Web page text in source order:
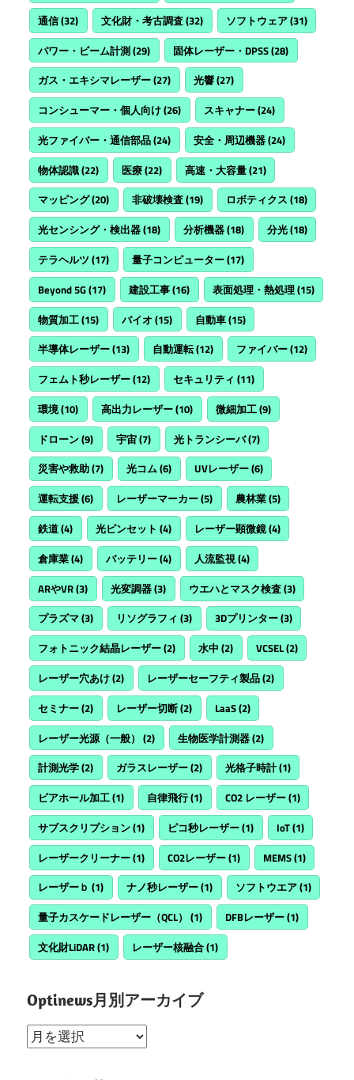
通信(32) 文化財・考古調査(32) ソフトウェア(31)
パワー・ビーム計測(29) 固体レーザー・DPSS(28)
ガス・エキシマレーザー(27) 光響(27)
コンシューマー・個人向け(26) スキャナー(24)
光ファイバー・通信部品(24) 安全・周辺機器(24)
物体認識(22) 医療(22) 高速・大容量(21)
マッピング(20) 非破壊検査(19) ロボティクス (18)
光センシング・検出器(18) 分析機器(18) 分光(18)
テラヘルツ (17) 量子コンピューター(17)
Beyond 5G(17) 建設工事(16) 表面処理・熱処理(15)
物質加工(15) バイオ (15) 自動車(15)
半導体レーザー(13) 自動運転(12) ファイバー(12)
フェムト秒レーザー(12) セキュリティ (11)
環境(10) 高出力レーザー(10) 微細加工(9)
ドローン(9) 宇宙(7) 光トランシーバ(7)
災害や救助(7) 光コム(6) UVレーザー(6)
運転支援(6) レーザーマーカー(5) 農林業(5)
鉄道(4) 光ピンセット (4) レーザー顕微鏡(4)
倉庫業(4) バッテリー(4) 人流監視(4)
ARやVR(3) 光変調器(3) ウエハとマスク検査(3)
プラズマ(3) リソグラフィ (3) 3Dプリンター(3)
フォトニック結晶レーザー(2) 水中 (2) VCSEL(2)
レーザー穴あけ(2) レーザーセーフティ製品(2)
セミナー(2) レーザー切断(2) LaaS(2)
レーザー光源（一般） (2) 生物医学計測器(2)
計測光学(2) ガラスレーザー(2) 光格子時計(1)
ビアホール加工(1) 自律飛行(1) CO2 レーザー(1)
サブスクリプション(1) ピコ秒レーザー(1) IoT(1)
レーザークリーナー(1) CO2レーザー(1) MEMS(1)
レーザーｂ (1) ナノ秒レーザー(1) ソフトウエア(1)
量子カスケードレーザー（QCL） (1) DFBレーザー(1)
文化財LiDAR(1) レーザー核融合(1)
Optinews月別アーカイブ
Optinews